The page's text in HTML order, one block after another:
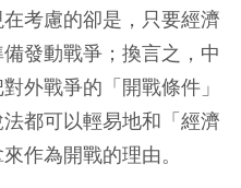
考慮的卻是，只要經濟
發動戰爭；換言之，中
外戰爭的「開戰條件」
都可以輕易地和「經濟
作為開戰的理由。